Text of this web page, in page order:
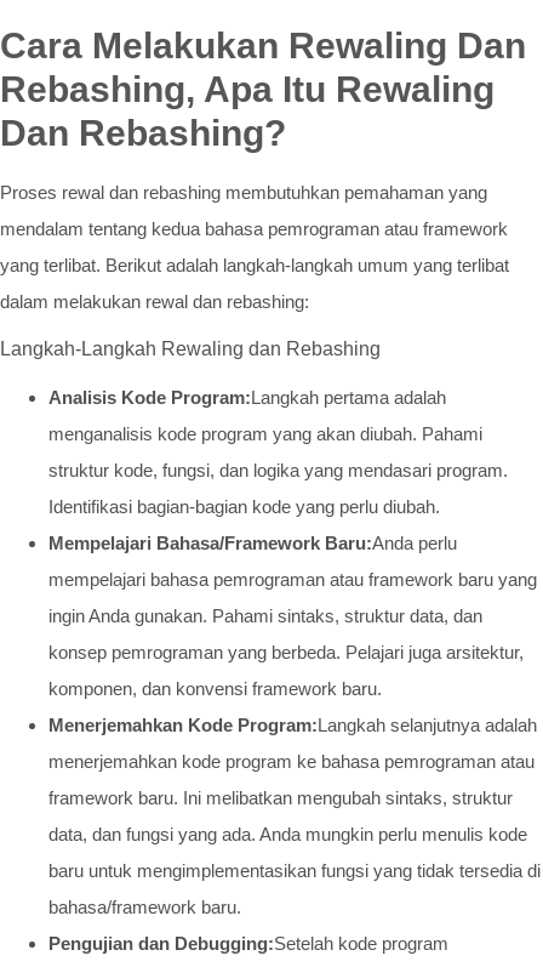
Cara Melakukan Rewaling Dan
Rebashing, Apa Itu Rewaling
Dan Rebashing?
Proses rewal dan rebashing membutuhkan pemahaman yang
mendalam tentang kedua bahasa pemrograman atau framework
yang terlibat. Berikut adalah langkah-langkah umum yang terlibat
dalam melakukan rewal dan rebashing:
Langkah-Langkah Rewaling dan Rebashing
Analisis Kode Program:Langkah pertama adalah
menganalisis kode program yang akan diubah. Pahami
struktur kode, fungsi, dan logika yang mendasari program.
Identifikasi bagian-bagian kode yang perlu diubah.
Mempelajari Bahasa/Framework Baru:Anda perlu
mempelajari bahasa pemrograman atau framework baru yang
ingin Anda gunakan. Pahami sintaks, struktur data, dan
konsep pemrograman yang berbeda. Pelajari juga arsitektur,
komponen, dan konvensi framework baru.
Menerjemahkan Kode Program:Langkah selanjutnya adalah
menerjemahkan kode program ke bahasa pemrograman atau
framework baru. Ini melibatkan mengubah sintaks, struktur
data, dan fungsi yang ada. Anda mungkin perlu menulis kode
baru untuk mengimplementasikan fungsi yang tidak tersedia di
bahasa/framework baru.
Pengujian dan Debugging:Setelah kode program